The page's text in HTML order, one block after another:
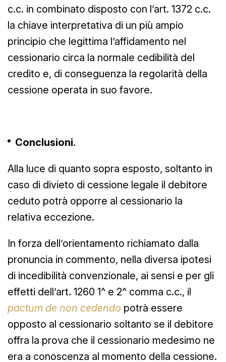
c.c. in combinato disposto con l’art. 1372 c.c.
la chiave interpretativa di un più ampio
principio che legittima l’affidamento nel
cessionario circa la normale cedibilità del
credito e, di conseguenza la regolarità della
cessione operata in suo favore.
Conclusioni.
Alla luce di quanto sopra esposto, soltanto in
caso di divieto di cessione legale il debitore
ceduto potrà opporre al cessionario la
relativa eccezione.
In forza dell’orientamento richiamato dalla
pronuncia in commento, nella diversa ipotesi
di incedibilità convenzionale, ai sensi e per gli
effetti dell’art. 1260 1^ e 2^ comma c.c., il
pactum de non cedendo potrà essere
opposto al cessionario soltanto se il debitore
offra la prova che il cessionario medesimo ne
era a conoscenza al momento della cessione.